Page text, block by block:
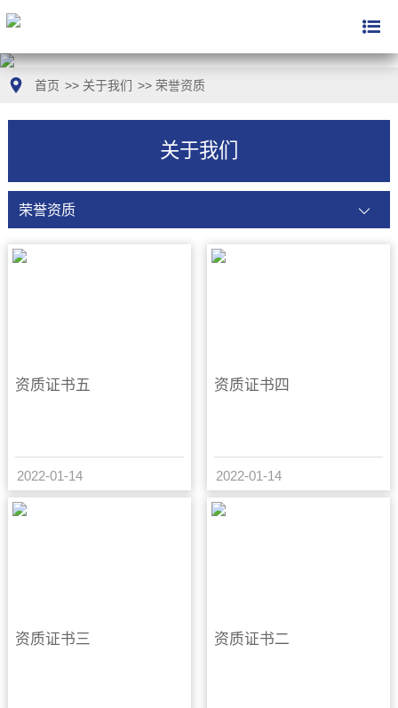
首页 >> 关于我们 >> 荣誉资质
关于我们
荣誉资质
资质证书五
2022-01-14
资质证书四
2022-01-14
资质证书三 资质证书二